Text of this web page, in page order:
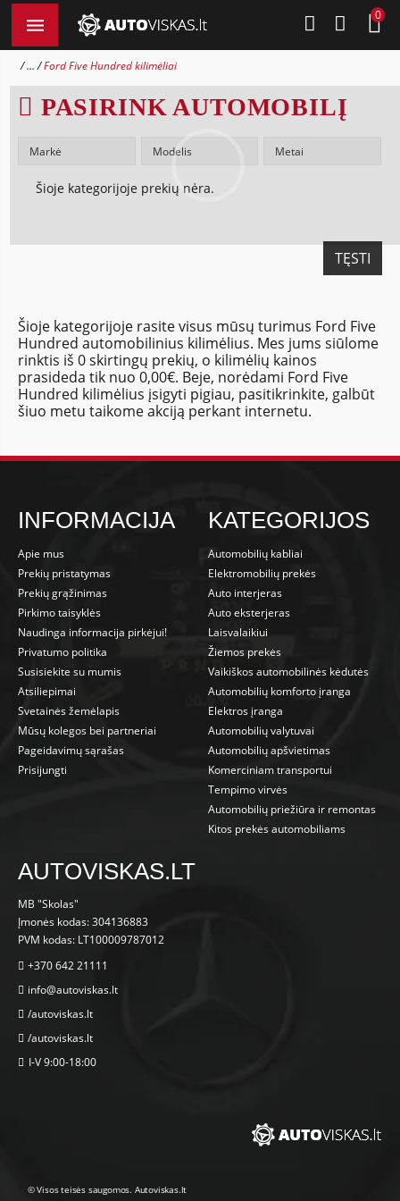
0
... Ford Five Hundred kilimėliai
PASIRINK AUTOMOBILĮ
Šioje kategorijoje prekių nėra.
TĘSTI
Šioje kategorijoje rasite visus mūsų turimus Ford Five
Hundred automobilinius kilimėlius. Mes jums siūlome
rinktis iš 0 skirtingų prekių, o kilimėlių kainos
prasideda tik nuo 0,00€. Beje, norėdami Ford Five
Hundred kilimėlius įsigyti pigiau, pasitikrinkite, galbūt
šiuo metu taikome akciją perkant internetu.
INFORMACIJA
Apie mus
Prekių pristatymas
Prekių grąžinimas
Pirkimo taisyklės
Naudinga informacija pirkėjui!
Privatumo politika
Susisiekite su mumis
Atsiliepimai
Svetainės žemėlapis
Mūsų kolegos bei partneriai
Pageidavimų sąrašas
Prisijungti
KATEGORIJOS
Automobilių kabliai
Elektromobilių prekės
Auto interjeras
Auto eksterjeras
Laisvalaikiui
Žiemos prekės
Vaikiškos automobilinės kėdutės
Automobilių komforto įranga
Elektros įranga
Automobilių valytuvai
Automobilių apšvietimas
Komerciniam transportui
Tempimo virvės
Automobilių priežiūra ir remontas
Kitos prekės automobiliams
AUTOVISKAS.LT
MB "Skolas"
Įmonės kodas: 304136883
PVM kodas: LT100009787012
+370 642 21111
info@autoviskas.lt
/autoviskas.lt
/autoviskas.lt
I-V 9:00-18:00
© Visos teisės saugomos. Autoviskas.lt